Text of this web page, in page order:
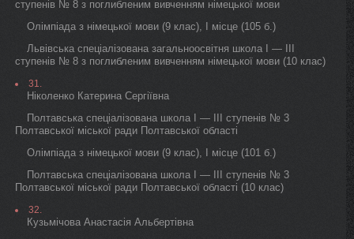
ступенів № 8 з поглибленим вивченням німецької мови
Олімпіада з німецької мови (9 клас), I місце (105 б.)
Львівська спеціалізована загальноосвітня школа I — III
ступенів № 8 з поглибленим вивченням німецької мови (10 клас)
31.
Ніколенко Катерина Сергіївна
Полтавська спеціалізована школа I — III ступенів № 3
Полтавської міської ради Полтавської області
Олімпіада з німецької мови (9 клас), I місце (101 б.)
Полтавська спеціалізована школа I — III ступенів № 3
Полтавської міської ради Полтавської області (10 клас)
32.
Кузьмічова Анастасія Альбертівна